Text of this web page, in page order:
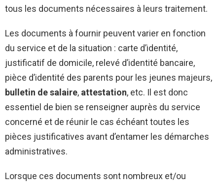
tous les documents nécessaires à leurs traitement.
Les documents à fournir peuvent varier en fonction
du service et de la situation : carte d’identité,
justificatif de domicile, relevé d’identité bancaire,
pièce d’identité des parents pour les jeunes majeurs,
bulletin de salaire, attestation, etc. Il est donc
essentiel de bien se renseigner auprès du service
concerné et de réunir le cas échéant toutes les
pièces justificatives avant d’entamer les démarches
administratives.
Lorsque ces documents sont nombreux et/ou